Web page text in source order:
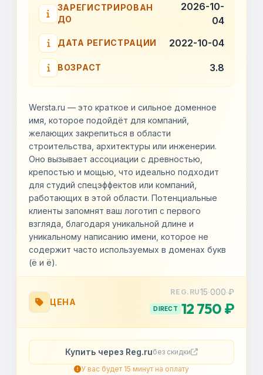
ЗАРЕГИСТРИРОВАН
ДО
2026-10-
04
ДАТА РЕГИСТРАЦИИ 2022-10-04
ВОЗРАСТ 3.8
Wersta.ru — это краткое и сильное доменное
имя, которое подойдёт для компаний,
желающих закрепиться в области
строительства, архитектуры или инженерии.
Оно вызывает ассоциации с древностью,
крепостью и мощью, что идеально подходит
для студий спецэффектов или компаний,
работающих в этой области. Потенциальные
клиенты запомнят ваш логотип с первого
взгляда, благодаря уникальной длине и
уникальному написанию имени, которое не
содержит часто используемых в доменах букв
(ё и ё).
ЦЕНА
REG.RU15 000 ₽
DIRECT 12 750 ₽
Купить через Reg.ruбез скидки
У вас будет 15 минут на оплату